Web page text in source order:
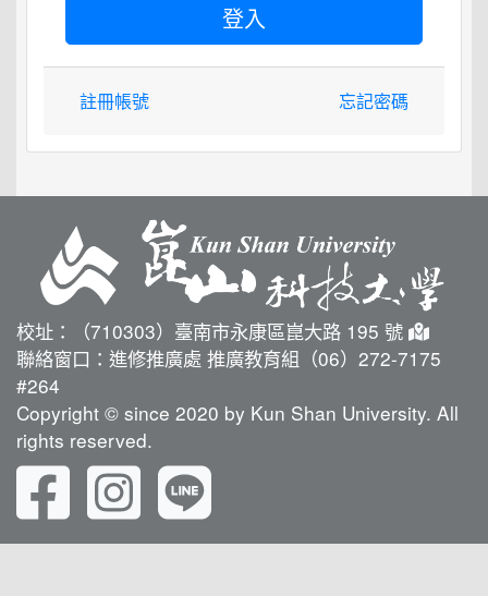
註冊帳號 忘記密碼
校址：（710303）臺南市永康區崑大路 195 號
聯絡窗口：進修推廣處 推廣教育組（06）272-7175
#264
Copyright © since 2020 by Kun Shan University. All
rights reserved.